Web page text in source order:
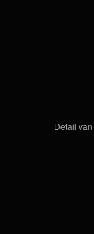
Detail